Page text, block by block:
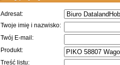
Adresat:
Twoje imię i nazwisko:
Twój E-mail:
Produkt:
Treść listu: